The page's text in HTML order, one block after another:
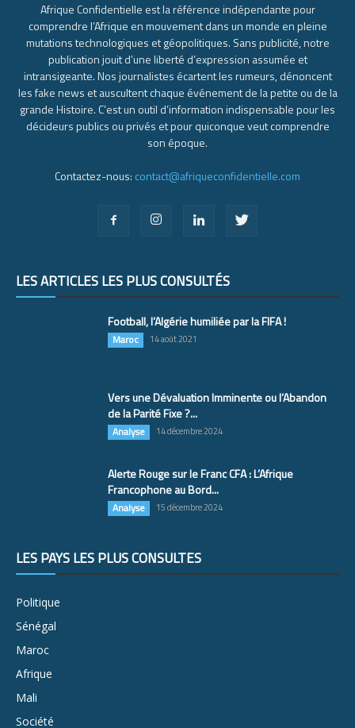
Afrique Confidentielle est la référence indépendante pour
comprendre l’Afrique en mouvement dans un monde en pleine
mutations technologiques et géopolitiques. Sans publicité, notre
publication jouit d’une liberté d’expression assumée et
intransigeante. Nos journalistes écartent les rumeurs, dénoncent
les fake news et auscultent chaque événement de la petite ou de la
grande Histoire. C’est un outil d’information indispensable pour les
décideurs publics ou privés et pour quiconque veut comprendre
son époque.
Contactez-nous: contact@afriqueconfidentielle.com
LES ARTICLES LES PLUS CONSULTÉS
Football, l’Algérie humiliée par la FIFA !
Maroc 14 août 2021
Vers une Dévaluation Imminente ou l’Abandon
de la Parité Fixe ?...
Analyse 14 décembre 2024
Alerte Rouge sur le Franc CFA : L’Afrique
Francophone au Bord...
Analyse 15 décembre 2024
LES PAYS LES PLUS CONSULTÉS
Politique
Sénégal
Maroc
Afrique
Mali
Société